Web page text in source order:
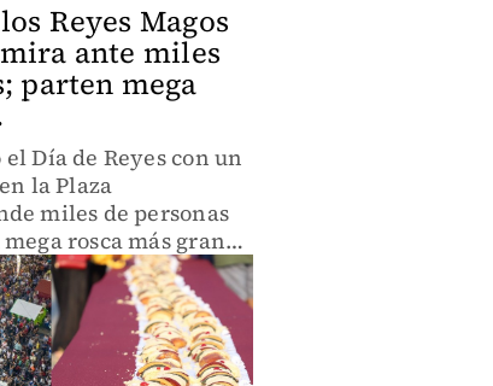
Reyes Magos
ante miles
parten mega
Día de Reyes con un
la Plaza
miles de personas
rosca más grande